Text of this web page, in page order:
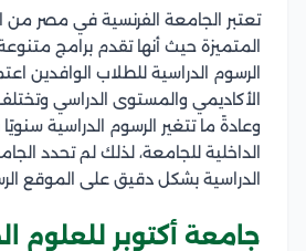
تعتبر الجامعة الفرنسية في مصر من
المتميزة حيث أنها تقدم برامج
الرسوم الدراسية للطلاب الوافدين
الأكاديمي والمستوى الدراسي
وعادةً ما تتغير الرسوم الدراسية
الداخلية للجامعة، لذلك لم تحدد
الدراسية بشكل دقيق على الموقع
جامعة أكتوبر للعلوم